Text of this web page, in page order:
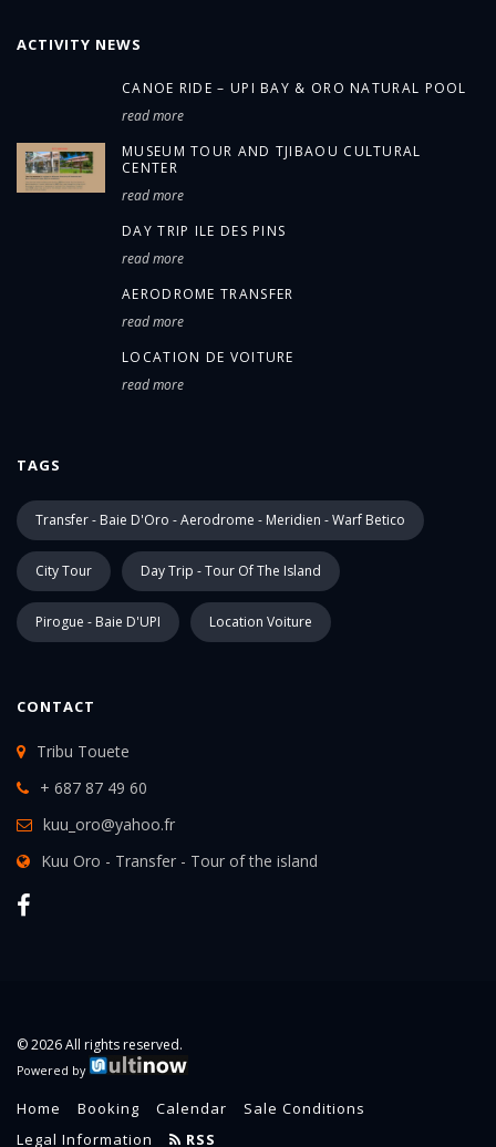
ACTIVITY NEWS
CANOE RIDE – UPI BAY & ORO NATURAL POOL
read more
MUSEUM TOUR AND TJIBAOU CULTURAL
CENTER
read more
DAY TRIP ILE DES PINS
read more
AERODROME TRANSFER
read more
LOCATION DE VOITURE
read more
TAGS
Transfer - Baie D'Oro - Aerodrome - Meridien - Warf Betico
City Tour Day Trip - Tour Of The Island
Pirogue - Baie D'UPI Location Voiture
CONTACT
Tribu Touete
+ 687 87 49 60
kuu_oro@yahoo.fr
Kuu Oro - Transfer - Tour of the island
© 2026 All rights reserved.
Powered by
Home Booking Calendar
Sale Conditions
Legal Information
RSS